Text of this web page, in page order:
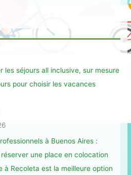
les séjours all inclusive, sur mesure
pour choisir les vacances
à Buenos Aires :
une place en colocation
à Recoleta est la meilleure option